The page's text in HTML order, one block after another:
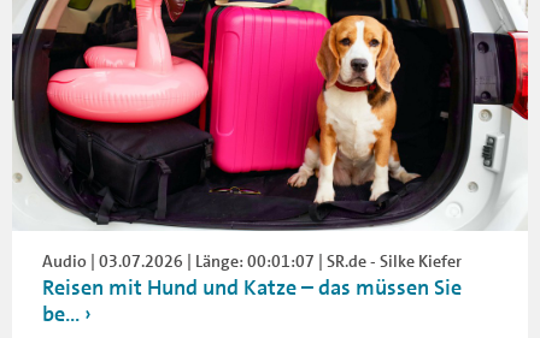
Audio | 03.07.2026 | Länge: 00:01:07 | SR.de - Silke Kiefer
Reisen mit Hund und Katze – das müssen Sie
be...